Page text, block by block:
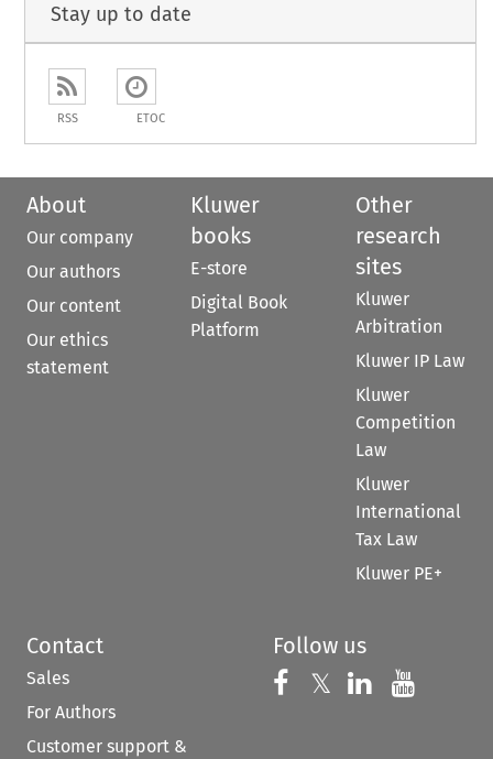
Stay up to date
RSS ETOC
About
Our company
Our authors
Our content
Our ethics
statement
Kluwer
books
E-store
Digital Book
Platform
Other
research
sites
Kluwer
Arbitration
Kluwer IP Law
Kluwer
Competition
Law
Kluwer
International
Tax Law
Kluwer PE+
Contact
Sales
For Authors
Customer support &
Follow us
Follow us on
𝕏 Follow us on
Follow us